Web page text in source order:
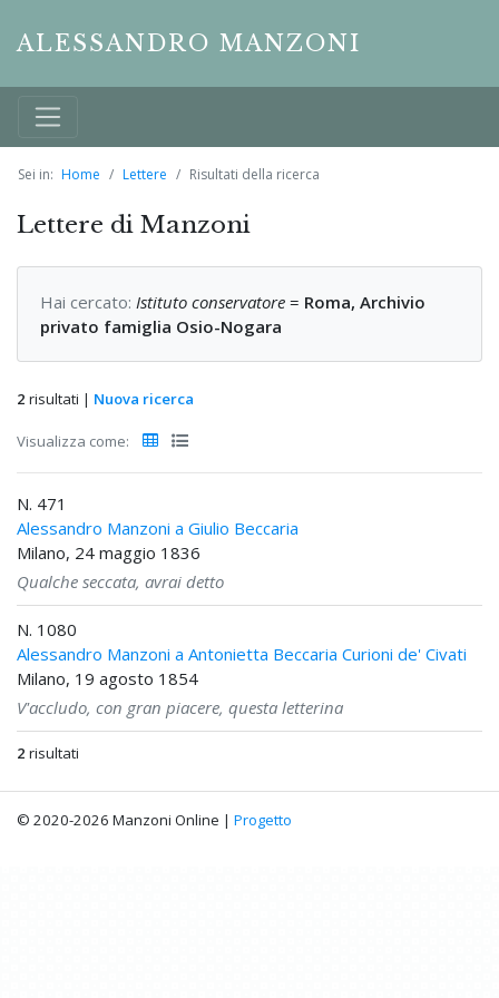
ALESSANDRO MANZONI
Sei in: Home Lettere Risultati della ricerca
Lettere di Manzoni
Hai cercato: Istituto conservatore = Roma, Archivio
privato famiglia Osio-Nogara
2 risultati | Nuova ricerca
Visualizza come:
N. 471
Alessandro Manzoni a Giulio Beccaria
Milano, 24 maggio 1836
Qualche seccata, avrai detto
N. 1080
Alessandro Manzoni a Antonietta Beccaria Curioni de' Civati
Milano, 19 agosto 1854
V'accludo, con gran piacere, questa letterina
2 risultati
© 2020-2026 Manzoni Online | Progetto